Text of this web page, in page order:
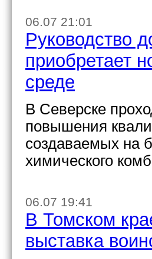
06.07 21:01
Руководство
приобретает
среде
В Северске
повышения
создаваемых на
химического
06.07 19:41
В Томском
выставка